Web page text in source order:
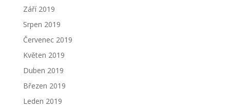
Září 2019
Srpen 2019
Červenec 2019
Květen 2019
Duben 2019
Březen 2019
Leden 2019